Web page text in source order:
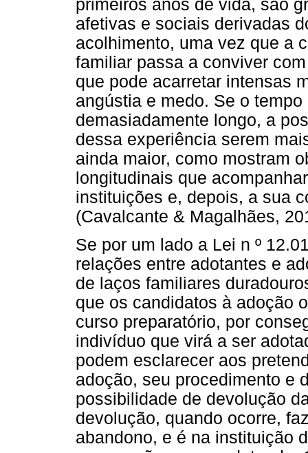
primeiros anos de vida, são
afetivas e sociais derivadas
acolhimento, uma vez que a
familiar passa a conviver
que pode acarretar intensas
angústia e medo. Se o
demasiadamente longo, a
dessa experiência serem
ainda maior, como mostram
longitudinais que
instituições e, depois, a sua
(Cavalcante & Magalhães,
Se por um lado a Lei n º
relações entre adotantes e
de laços familiares
que os candidatos à adoção
curso preparatório, por
indivíduo que virá a ser
podem esclarecer aos
adoção, seu procedimento e
possibilidade de devolução
devolução, quando ocorre,
abandono, e é na instituição